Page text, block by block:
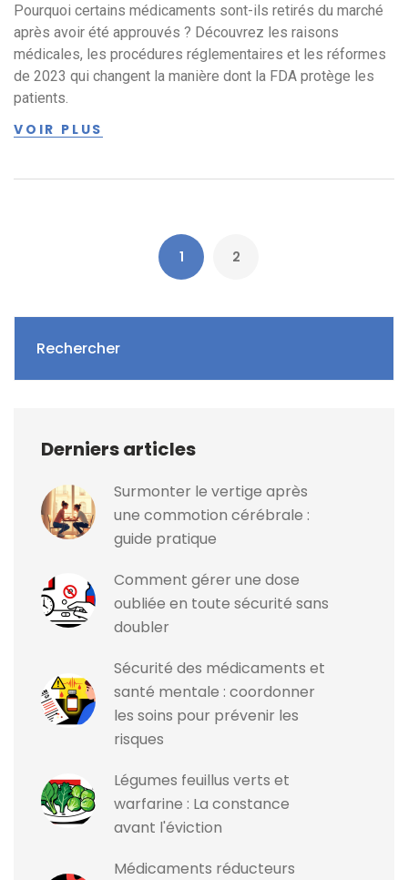
Pourquoi certains médicaments sont-ils retirés du marché
après avoir été approuvés ? Découvrez les raisons
médicales, les procédures réglementaires et les réformes
de 2023 qui changent la manière dont la FDA protège les
patients.
VOIR PLUS
1 2
Rechercher
Derniers articles
Surmonter le vertige après
une commotion cérébrale :
guide pratique
Comment gérer une dose
oubliée en toute sécurité sans
doubler
Sécurité des médicaments et
santé mentale : coordonner
les soins pour prévenir les
risques
Légumes feuillus verts et
warfarine : La constance
avant l'éviction
Médicaments réducteurs